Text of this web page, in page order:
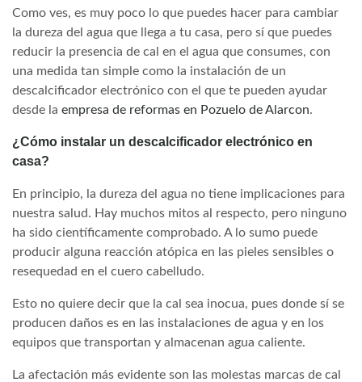
Como ves, es muy poco lo que puedes hacer para cambiar
la dureza del agua que llega a tu casa, pero sí que puedes
reducir la presencia de cal en el agua que consumes, con
una medida tan simple como la instalación de un
descalcificador electrónico con el que te pueden ayudar
desde la empresa de reformas en Pozuelo de Alarcon.
¿Cómo instalar un descalcificador electrónico en
casa?
En principio, la dureza del agua no tiene implicaciones para
nuestra salud. Hay muchos mitos al respecto, pero ninguno
ha sido científicamente comprobado. A lo sumo puede
producir alguna reacción atópica en las pieles sensibles o
resequedad en el cuero cabelludo.
Esto no quiere decir que la cal sea inocua, pues donde sí se
producen daños es en las instalaciones de agua y en los
equipos que transportan y almacenan agua caliente.
La afectación más evidente son las molestas marcas de cal